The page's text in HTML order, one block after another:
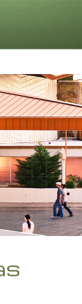
Alemão
Espanhol
Francês
Hebreu
Húngaro
Italiano
Japonês
Holandês
Noruego
Português
Russo
Chinês